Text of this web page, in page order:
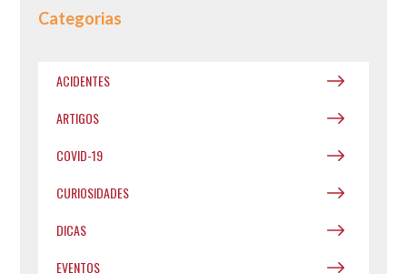
Categorias
ACIDENTES
ARTIGOS
COVID-19
CURIOSIDADES
DICAS
EVENTOS